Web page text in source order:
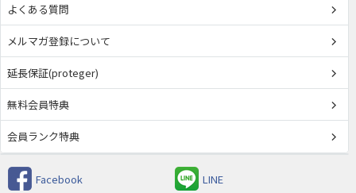
よくある質問
メルマガ登録について
延長保証(proteger)
無料会員特典
会員ランク特典
Facebook LINE